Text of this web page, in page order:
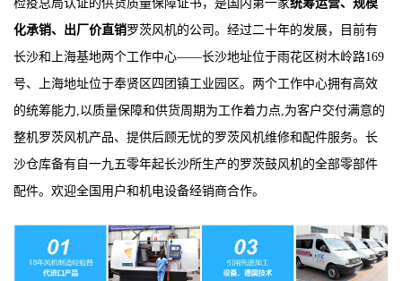
检疫总局认证的供货质量保障证书，是国内第一家统筹运营、规模
化承销、出厂价直销罗茨风机的公司。经过二十年的发展，目前有
长沙和上海基地两个工作中心——长沙地址位于雨花区树木岭路169
号、上海地址位于奉贤区四团镇工业园区。两个工作中心拥有高效
的统筹能力,以质量保障和供货周期为工作着力点,为客户交付满意的
整机罗茨风机产品、提供后顾无忧的罗茨风机维修和配件服务。长
沙仓库备有自一九五零年起长沙所生产的罗茨鼓风机的全部零部件
配件。欢迎全国用户和机电设备经销商合作。